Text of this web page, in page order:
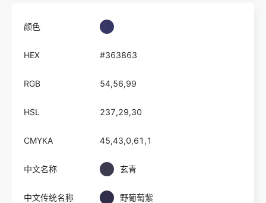
颜色
HEX #363863
RGB 54,56,99
HSL 237,29,30
CMYKA 45,43,0,61,1
中文名称 玄青
中文传统名称 野葡萄紫